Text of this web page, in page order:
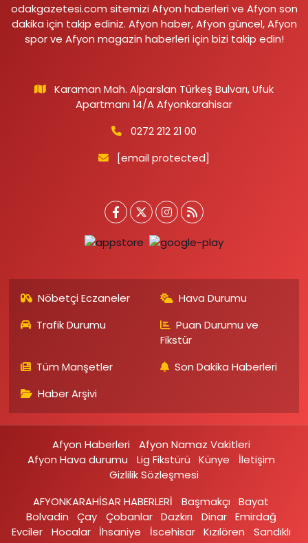
odakgazetesi.com sitemizi Afyon haberleri ve Afyon son
dakika için takip ediniz. Afyon haber, Afyon güncel, Afyon
spor ve Afyon magazin haberleri için bizi takip edin!
Karaman Mah. Alparslan Türkeş Bulvarı, Ufuk
Apartmanı 14/A Afyonkarahisar
0272 212 21 00
[email protected]
Nöbetçi Eczaneler
Hava Durumu
Trafik Durumu
Puan Durumu ve
Fikstür
Tüm Manşetler
Son Dakika Haberleri
Haber Arşivi
Afyon Haberleri
Afyon Namaz Vakitleri
Afyon Hava durumu
Lig Fikstürü Künye
İletişim
Gizlilik Sözleşmesi
AFYONKARAHİSAR HABERLERİ
Başmakçı
Bayat
Bolvadin
Çay Çobanlar Dazkırı Dinar Emirdağ‎
Evciler‎
Hocalar İhsaniye‎ İscehisar Kızılören‎
Sandıklı‎